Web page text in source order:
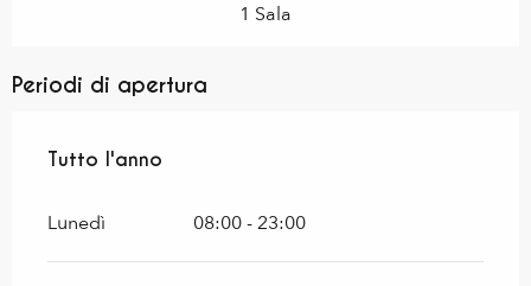
1 Sala
Periodi di apertura
Tutto l'anno
Tutto l'anno
Lunedì 08:00 - 23:00